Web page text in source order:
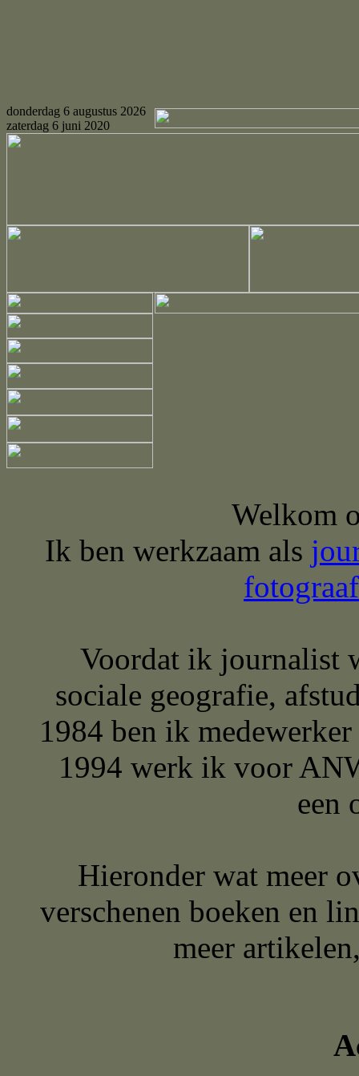
donderdag 6 augustus 2026
zaterdag 6 juni 2020
Welkom
Ik ben werkzaam als
fotograaf
Voordat ik journalist
sociale geografie,
1984 ben ik
1994 werk ik voor
een
Hieronder wat meer
verschenen boeken en
meer